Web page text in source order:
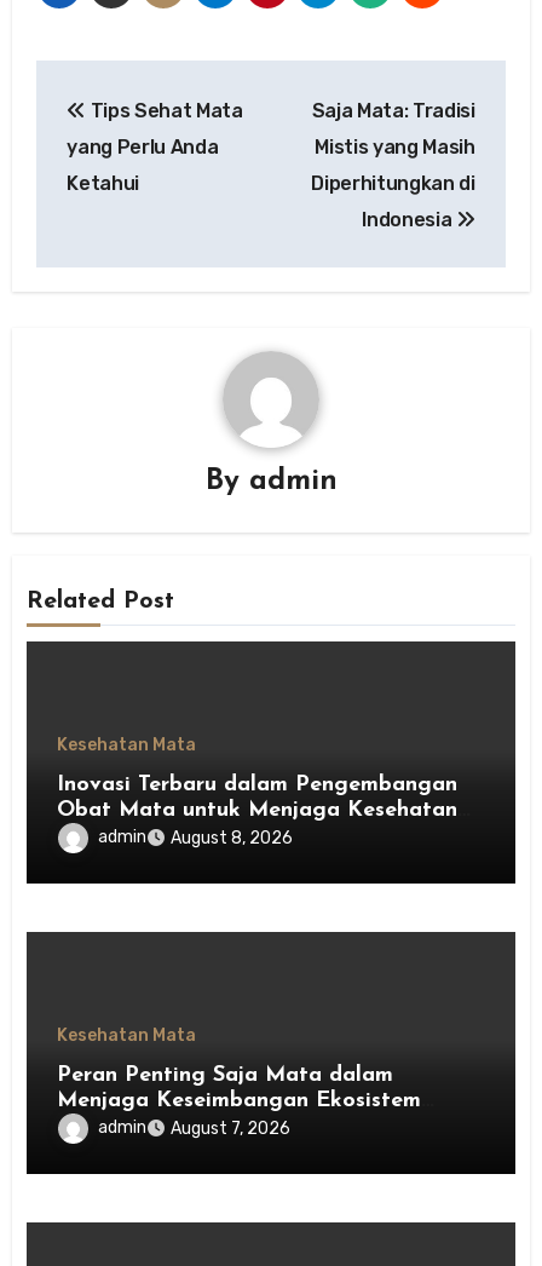
navigation
Tips Sehat Mata
yang Perlu Anda
Ketahui
Saja Mata: Tradisi
Mistis yang Masih
Diperhitungkan di
Indonesia
By admin
Related Post
Kesehatan Mata
Inovasi Terbaru dalam Pengembangan
Obat Mata untuk Menjaga Kesehatan
Mataadmin August 8, 2026
Kesehatan Mata
Peran Penting Saja Mata dalam
Menjaga Keseimbangan Ekosistem
Indonesia
admin August 7, 2026